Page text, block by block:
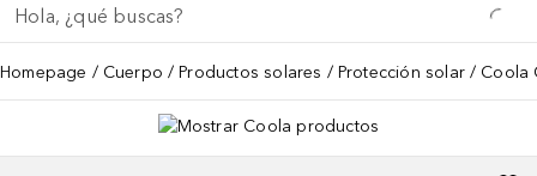
Homepage Cuerpo Productos solares Protección solar Coola